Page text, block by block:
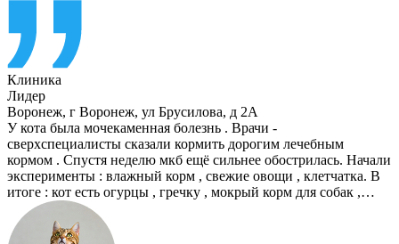
Клиника
Лидер
Воронеж, г Воронеж, ул Брусилова, д 2А
У кота была мочекаменная болезнь . Врачи -
сверхспециалисты сказали кормить дорогим лечебным
кормом . Спустя неделю мкб ещё сильнее обострилась. Начали
эксперименты : влажный корм , свежие овощи , клетчатка. В
итоге : кот есть огурцы , гречку , мокрый корм для собак ,…